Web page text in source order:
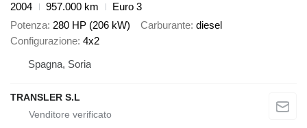
2004
957.000 km
Euro 3
Potenza 280 HP (206 kW) Carburante diesel
Configurazione 4x2
Spagna, Soria
TRANSLER S.L